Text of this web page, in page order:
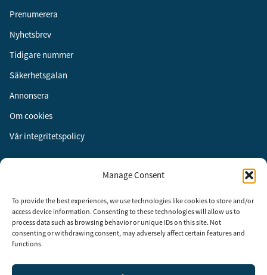
Manage Consent
To provide the best experiences, we use technologies like cookies to store and/or
access device information. Consenting to these technologies will allow us to
process data such as browsing behavior or unique IDs on this site. Not
consenting or withdrawing consent, may adversely affect certain features and
functions.
Prenumerera
Nyhetsbrev
Tidigare nummer
Säkerhetsgalan
Annonsera
Om cookies
Vår integritetspolicy
Instagram
LinkedIn